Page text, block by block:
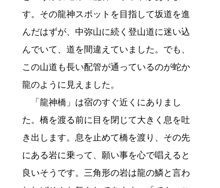
す。その龍神スポットを目指して坂道を進
んだはずが、中弥山に続く登山道に迷い込
んでいて、道を間違えていました。でも、
この山道も長い配管が通っているのが蛇か
龍のように見えました。
「龍神橋」は宿のすぐ近くにありまし
た。橋を渡る前に目を閉じて大きく息を吐
き出します。息を止めて橋を渡り、その先
にある岩に乗って、願い事を心で唱えると
良いそうです。三角形の岩は龍の鱗と言わ